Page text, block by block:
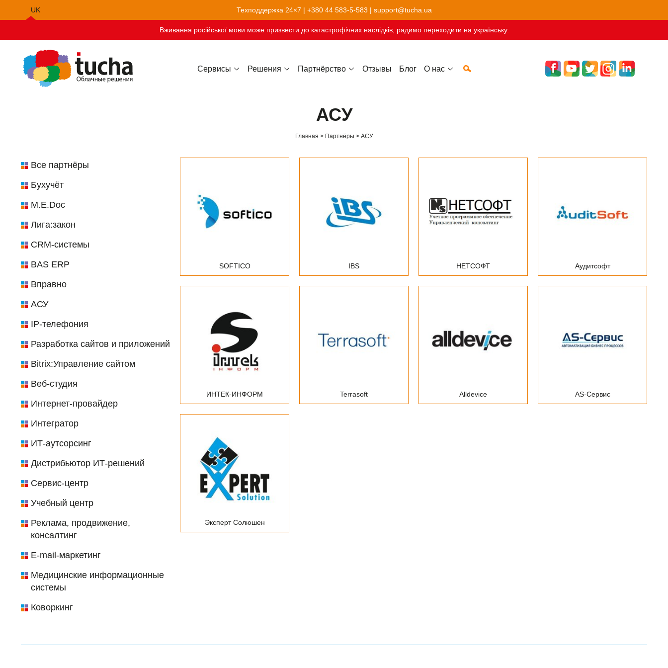
UK Техподдержка 24×7 | +380 44 583-5-583 | support@tucha.ua
Вживання російської мови може призвести до катастрофічних наслідків, радимо переходити на українську.
Сервисы Решения Партнёрство Отзывы Блог О нас
АСУ
Главная Партнёры АСУ
Все партнёры
Бухучёт
M.E.Doc
Лига:закон
CRM-системы
BAS ERP
Вправно
АСУ
IP-телефония
Разработка сайтов и приложений
Bitrix:Управление сайтом
Веб-студия
Интернет-провайдер
Интегратор
ИТ-аутсорсинг
Дистрибьютор ИТ-решений
Сервис-центр
Учебный центр
Реклама, продвижение,
консалтинг
E-mail-маркетинг
Медицинские информационные
системы
Коворкинг
SOFTICO IBS НЕТСОФТ Аудитсофт
ИНТЕК-ИНФОРМ Terrasoft Alldevice AS-Сервис
Эксперт Солюшен